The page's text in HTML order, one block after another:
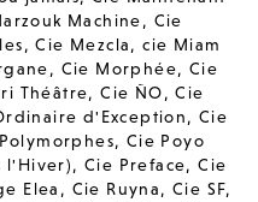
Machine, Cie
,Cie Mezcla,cie Miam
, Cie Morphée, Cie
Théâtre,Cie ÑO,Cie
d'Exception,Cie
, Cie Poyo
l'Hiver),Cie Preface,Cie
Elea , Cie Ruyna,Cie SF,